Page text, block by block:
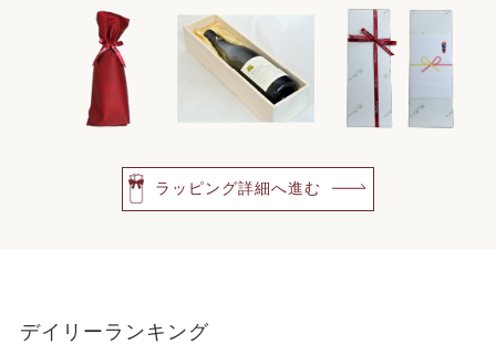
ラッピング詳細へ進む
デイリーランキング